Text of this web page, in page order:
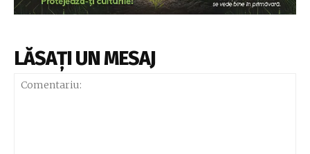
LĂSAȚI UN MESAJ